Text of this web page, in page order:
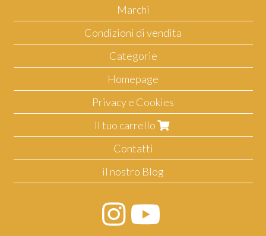
Marchi
Condizioni di vendita
Categorie
Homepage
Privacy e Cookies
Il tuo carrello
Contatti
il nostro Blog